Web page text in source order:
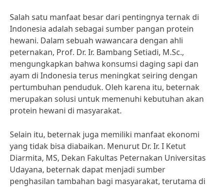
Salah satu manfaat besar dari pentingnya ternak di
Indonesia adalah sebagai sumber pangan protein
hewani. Dalam sebuah wawancara dengan ahli
peternakan, Prof. Dr. Ir. Bambang Setiadi, M.Sc.,
mengungkapkan bahwa konsumsi daging sapi dan
ayam di Indonesia terus meningkat seiring dengan
pertumbuhan penduduk. Oleh karena itu, beternak
merupakan solusi untuk memenuhi kebutuhan akan
protein hewani di masyarakat.
Selain itu, beternak juga memiliki manfaat ekonomi
yang tidak bisa diabaikan. Menurut Dr. Ir. I Ketut
Diarmita, MS, Dekan Fakultas Peternakan Universitas
Udayana, beternak dapat menjadi sumber
penghasilan tambahan bagi masyarakat, terutama di